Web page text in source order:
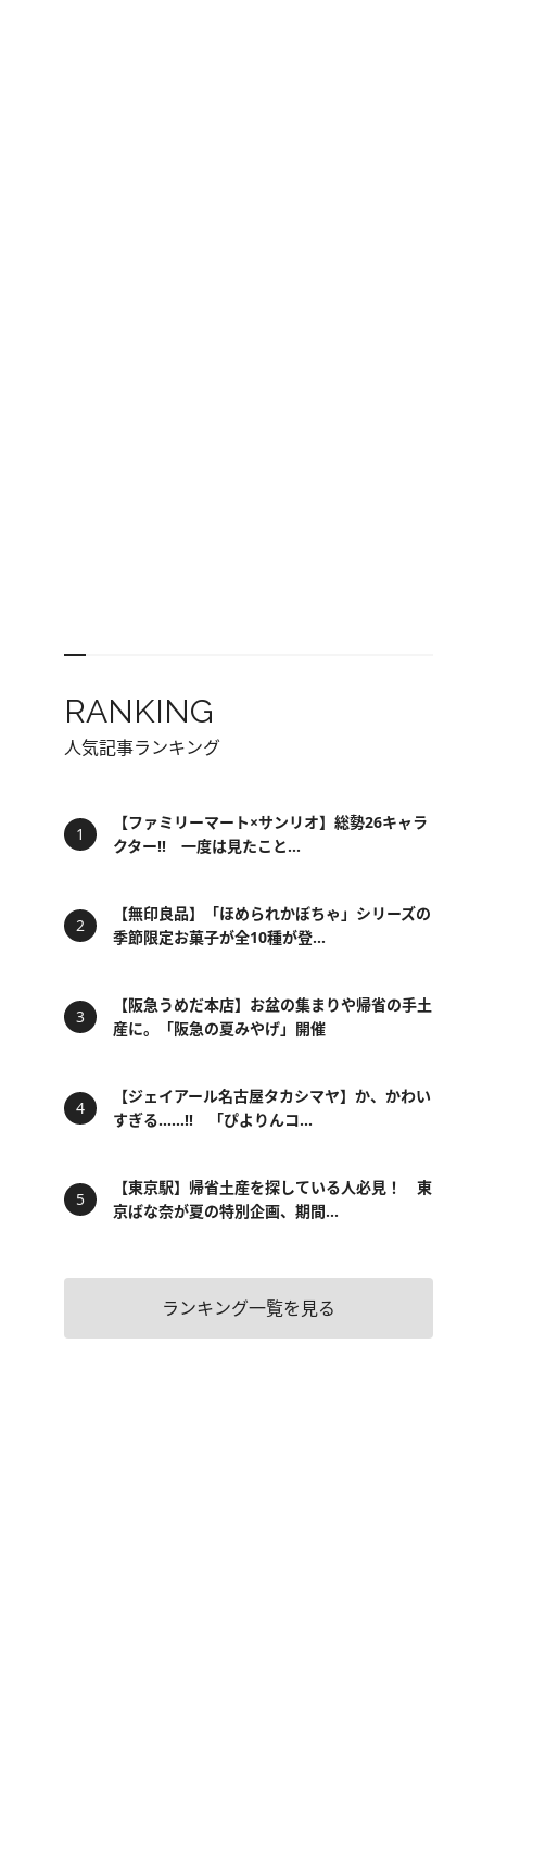
RANKING
人気記事ランキング
【ファミリーマート×サンリオ】総勢26キャラ
クター!! 一度は見たこと...
【無印良品】「ほめられかぼちゃ」シリーズの
季節限定お菓子が全10種が登...
【阪急うめだ本店】お盆の集まりや帰省の手土
産に。「阪急の夏みやげ」開催
【ジェイアール名古屋タカシマヤ】か、かわい
すぎる……!! 「ぴよりんコ...
【東京駅】帰省土産を探している人必見！ 東
京ばな奈が夏の特別企画、期間...
ランキング一覧を見る